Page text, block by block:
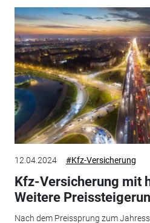
12.04.2024 #Kfz-Versicherung
Kfz-Versicherung mit
Weitere
Nach dem Preissprung zum